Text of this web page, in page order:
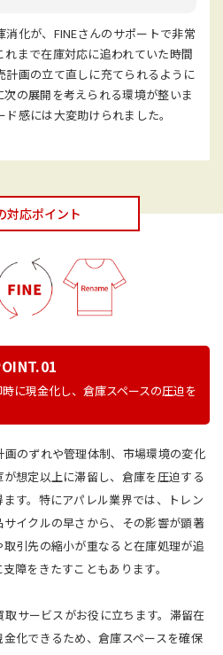
化が、FINEさんのサポートで非常
まで在庫対応に追われていた時間
計画の立て直しに充てられるように
の展開を考えられる環境が整いま
感には大変助けられました。
対応ポイント
に現金化し、倉庫スペースの圧迫を
のずれや管理体制、市場環境の変化
想定以上に滞留し、倉庫を圧迫する
す。特にアパレル業界では、トレン
イクルの早さから、その影響が顕著
引先の縮小が重なると在庫処理が追
障をきたすこともあります。
取サービスがお役に立ちます。滞留在
化できるため、倉庫スペースを確保